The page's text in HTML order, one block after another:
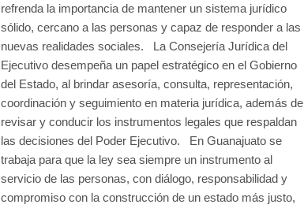
refrenda la importancia de mantener un sistema jurídico
sólido, cercano a las personas y capaz de responder a las
nuevas realidades sociales. La Consejería Jurídica del
Ejecutivo desempeña un papel estratégico en el Gobierno
del Estado, al brindar asesoría, consulta, representación,
coordinación y seguimiento en materia jurídica, además de
revisar y conducir los instrumentos legales que respaldan
las decisiones del Poder Ejecutivo. En Guanajuato se
trabaja para que la ley sea siempre un instrumento al
servicio de las personas, con diálogo, responsabilidad y
compromiso con la construcción de un estado más justo,